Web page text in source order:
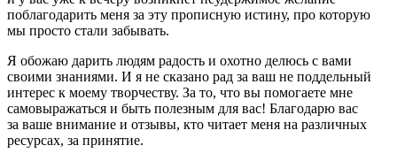
поблагодарить меня за эту прописную истину, про которую
мы просто стали забывать.
Я обожаю дарить людям радость и охотно делюсь с вами
своими знаниями. И я не сказано рад за ваш не поддельный
интерес к моему творчеству. За то, что вы помогаете мне
самовыражаться и быть полезным для вас! Благодарю вас
за ваше внимание и отзывы, кто читает меня на различных
ресурсах, за принятие.